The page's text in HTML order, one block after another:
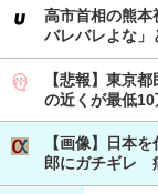
高市首相の熊本
バレバレよな
【悲報】東京
の近くが最低10
【画像】日本
郎にガチギレ